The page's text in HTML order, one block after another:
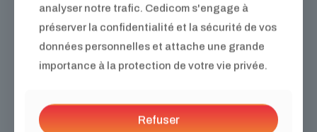
DESCRIPTION
Mollis luctus vestibulum bibendum pulvinar orci integer
habitasse diam vel netus dictum quam mattis non aenean
tempor senectus lobortis suscipit pulvinar justo aenean
suspendisse laoreet ad luctus inceptos magna
analyser notre trafic. Cedicom s'engage à
préserver la confidentialité et la sécurité de vos
données personnelles et attache une grande
importance à la protection de votre vie privée.
Refuser